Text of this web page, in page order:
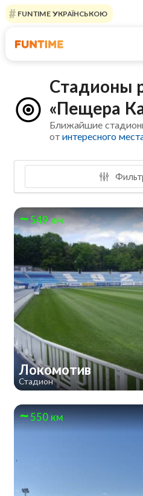
FUNTIME УКРАЇНСЬКОЮ
Стадионы
«Пещера
Ближайшие
отинтересного
549 км
Локомотив
Стадион
550 км